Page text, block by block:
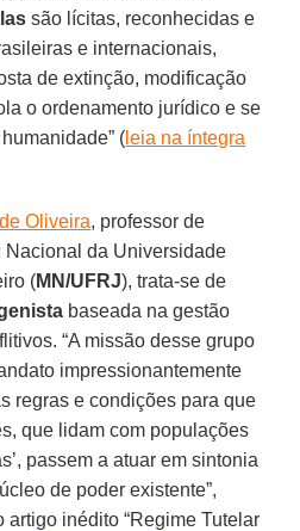
são lícitas, reconhecidas e
e internacionais,
de extinção, modificação
o ordenamento jurídico e se
( leia na íntegra
Oliveira, professor de
da Universidade
(MN/UFRJ), trata-se de
baseada na gestão
“A missão desse grupo
impressionantemente
regras e condições para que
que lidam com populações
passem a atuar em sintonia
de poder existente”,
artigo inédito “Regime Tutelar